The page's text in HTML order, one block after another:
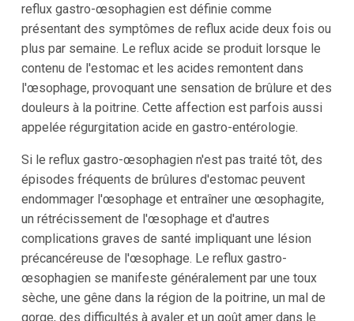
reflux gastro-œsophagien est définie comme
présentant des symptômes de reflux acide deux fois ou
plus par semaine. Le reflux acide se produit lorsque le
contenu de l'estomac et les acides remontent dans
l'œsophage, provoquant une sensation de brûlure et des
douleurs à la poitrine. Cette affection est parfois aussi
appelée régurgitation acide en gastro-entérologie.
Si le reflux gastro-œsophagien n'est pas traité tôt, des
épisodes fréquents de brûlures d'estomac peuvent
endommager l'œsophage et entraîner une œsophagite,
un rétrécissement de l'œsophage et d'autres
complications graves de santé impliquant une lésion
précancéreuse de l'œsophage. Le reflux gastro-
œsophagien se manifeste généralement par une toux
sèche, une gêne dans la région de la poitrine, un mal de
gorge, des difficultés à avaler et un goût amer dans le